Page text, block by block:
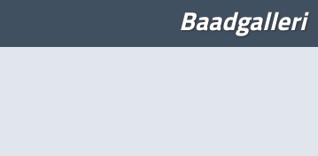
Baadgalleri